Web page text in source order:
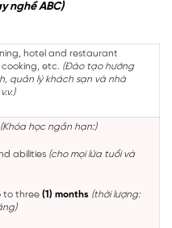
nghề ABC)
hotel and restaurant
etc. (Đào tạo hướng
quản lý khách sạn và nhà
(Khóa học ngắn hạn:)
abilities (cho mọi lứa tuổi và
to three (1) months (thời lượng: